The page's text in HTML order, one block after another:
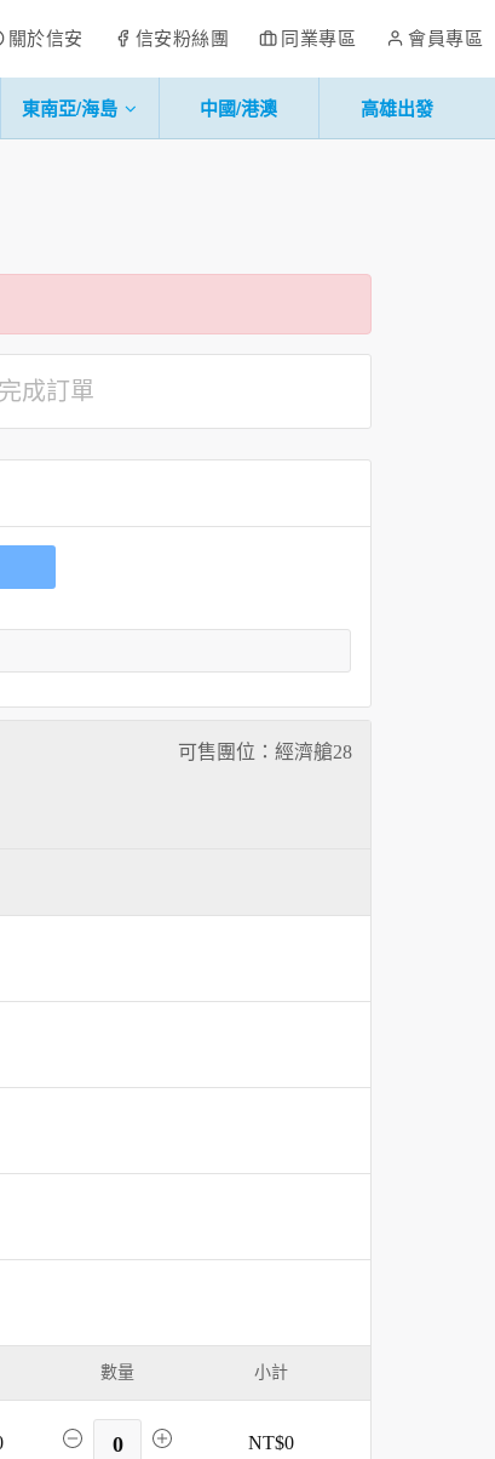
關於信安 信安粉絲團 同業專區 會員專區
東南亞/海島 中國/港澳 高雄出發
完成訂單
可售團位：經濟艙28
數量 小計
0 NT$0